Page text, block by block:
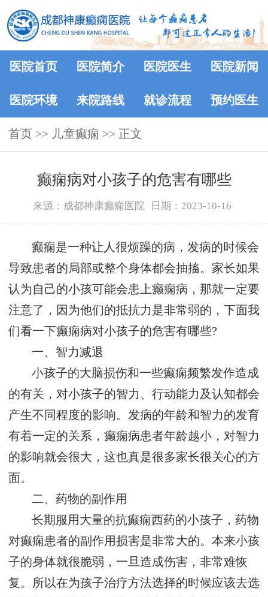
医院首页 医院简介 医院医生 医院新闻
医院环境 来院路线 就诊流程 预约医生
首页 >> 儿童癫痫 >> 正文
癫痫病对小孩子的危害有哪些
来源：成都神康癫痫医院 日期：2023-10-16
癫痫是一种让人很烦躁的病，发病的时候会
导致患者的局部或整个身体都会抽搐。家长如果
认为自己的小孩可能会患上癫痫病，那就一定要
注意了，因为他们的抵抗力是非常弱的，下面我
们看一下癫痫病对小孩子的危害有哪些?
一、智力减退
小孩子的大脑损伤和一些癫痫频繁发作造成
的有关，对小孩子的智力、行动能力及认知都会
产生不同程度的影响。发病的年龄和智力的发育
有着一定的关系，癫痫病患者年龄越小，对智力
的影响就会很大，这也真是很多家长很关心的方
面。
二、药物的副作用
长期服用大量的抗癫痫西药的小孩子，药物
对癫痫患者的副作用损害是非常大的。本来小孩
子的身体就很脆弱，一旦造成伤害，非常难恢
复。所以在为孩子治疗方法选择的时候应该去选